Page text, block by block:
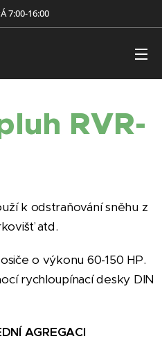
7:00-16:00
RVR-
k odstraňování sněhu z
atd.
o výkonu 60-150 HP.
rychloupínací desky DIN
AGREGACI